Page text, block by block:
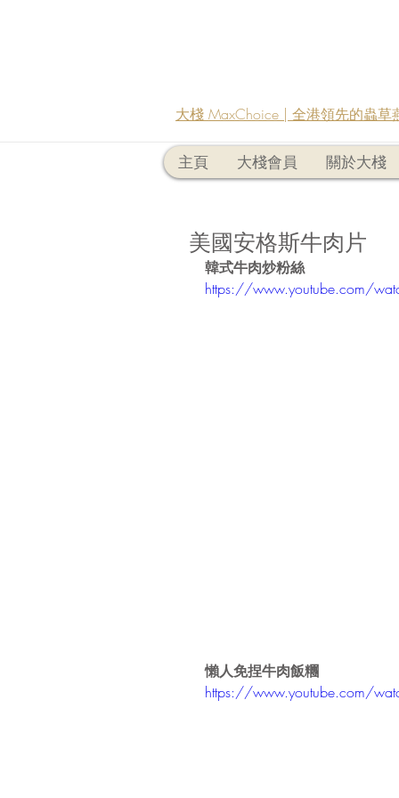
大棧 MaxChoice | 全港領先的蟲
主頁 大棧會員 關於大棧
美國安格斯牛肉片
韓式牛肉炒粉絲
https://www.youtube.com/
懶人免捏牛肉飯糰
https://www.youtube.com/